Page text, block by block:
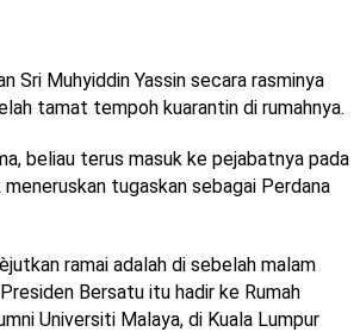
Sri Muhyiddin Yassin secara rasminya
tamat tempoh kuarantin di rumahnya.
beliau terus masuk ke pejabatnya pada
tugaskan sebagai Perdana
jutkan ramai adalah di sebelah malam
Bersatu itu hadir ke Rumah
Universiti Malaya, di Kuala Lumpur